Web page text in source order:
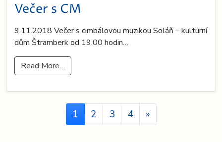
Večer s CM
9.11.2018 Večer s cimbálovou muzikou Soláň – kulturní
dům Štramberk od 19.00 hodin…
Read More…
Posts navigation
1 2 3 4 »